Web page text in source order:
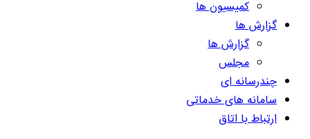
کمیسیون ها
گزارش ها
گزارش ها
مجلس
چندرسانه ای
سامانه های خدماتی
ارتباط با اتاق